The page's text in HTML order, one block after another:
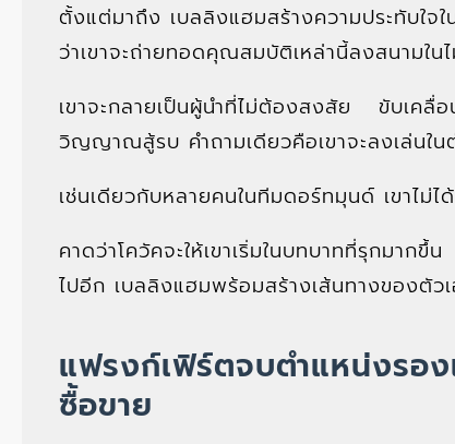
ตั้งแต่มาถึง เบลลิงแฮมสร้างความประทับใจ
ว่าเขาจะถ่ายทอดคุณสมบัติเหล่านี้ลงสนามใน
เขาจะกลายเป็นผู้นำที่ไม่ต้องสงสัย ขับเ
วิญญาณสู้รบ คำถามเดียวคือเขาจะลงเล่นใน
เช่นเดียวกับหลายคนในทีมดอร์ทมุนด์ เขาไม่
คาดว่าโควัคจะให้เขาเริ่มในบทบาทที่รุกมา
ไปอีก เบลลิงแฮมพร้อมสร้างเส้นทางของตัว
แฟรงก์เฟิร์ตจบตำแหน่งรอ
ซื้อขาย